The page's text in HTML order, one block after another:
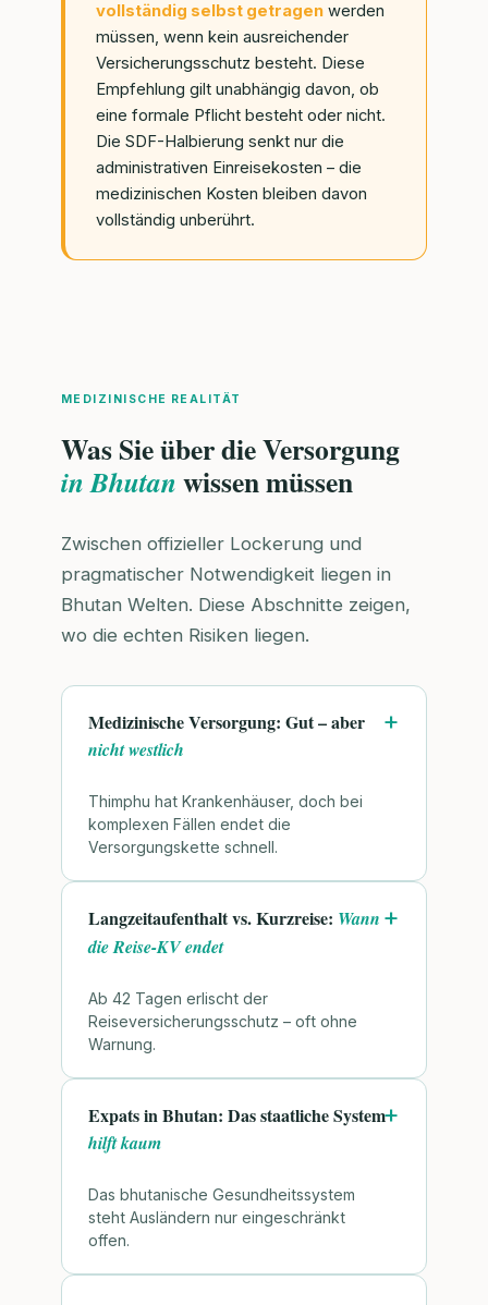
vollständig selbst getragen werden
müssen, wenn kein ausreichender
Versicherungsschutz besteht. Diese
Empfehlung gilt unabhängig davon, ob
eine formale Pflicht besteht oder nicht.
Die SDF-Halbierung senkt nur die
administrativen Einreisekosten – die
medizinischen Kosten bleiben davon
vollständig unberührt.
MEDIZINISCHE REALITÄT
Was Sie über die Versorgung
in Bhutanwissen müssen
Zwischen offizieller Lockerung und
pragmatischer Notwendigkeit liegen in
Bhutan Welten. Diese Abschnitte zeigen,
wo die echten Risiken liegen.
Medizinische Versorgung: Gut – aber
nicht westlich
Thimphu hat Krankenhäuser, doch bei
komplexen Fällen endet die
Versorgungskette schnell.
Langzeitaufenthalt vs. Kurzreise: Wann
die Reise-KV endet
Ab 42 Tagen erlischt der
Reiseversicherungsschutz – oft ohne
Warnung.
Expats in Bhutan: Das staatliche System
hilft kaum
Das bhutanische Gesundheitssystem
steht Ausländern nur eingeschränkt
offen.